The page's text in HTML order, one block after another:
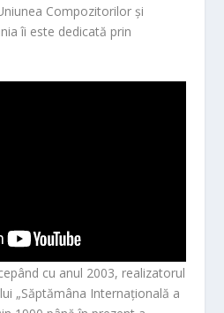
Compozitorilor și
îi este dedicată prin
cu anul 2003, realizatorul
„Săptămâna Internațională a